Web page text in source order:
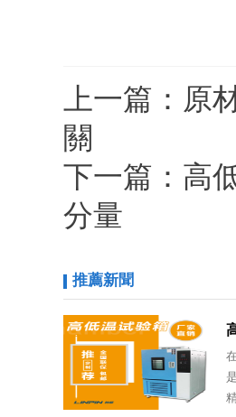
上一篇： 原
關
下一篇： 高
分量
推薦新聞